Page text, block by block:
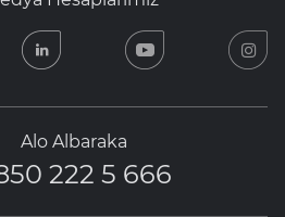
Alo Albaraka
222 5 666